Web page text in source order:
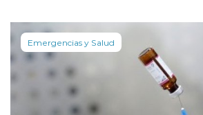
Emergencias y Salud